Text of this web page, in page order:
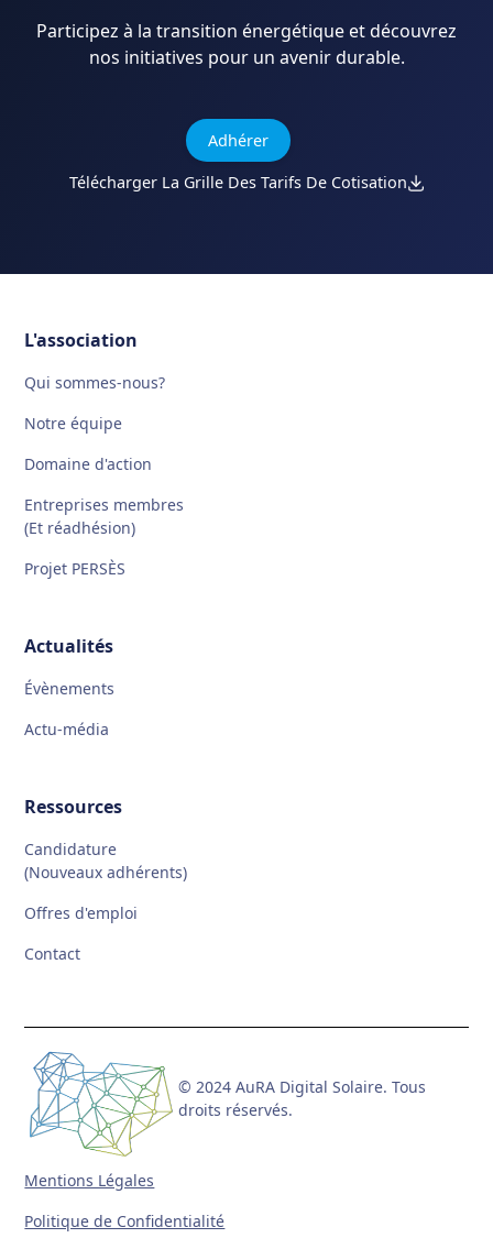
Participez à la transition énergétique et découvrez
nos initiatives pour un avenir durable.
Adhérer
Télécharger La Grille Des Tarifs De Cotisation
L'association
Qui sommes-nous?
Notre équipe
Domaine d'action
Entreprises membres
(Et réadhésion)
Projet PERSÈS
Actualités
Évènements
Actu-média
Ressources
Candidature
(Nouveaux adhérents)
Offres d'emploi
Contact
© 2024 AuRA Digital Solaire. Tous
droits réservés.
Mentions Légales
Politique de Confidentialité